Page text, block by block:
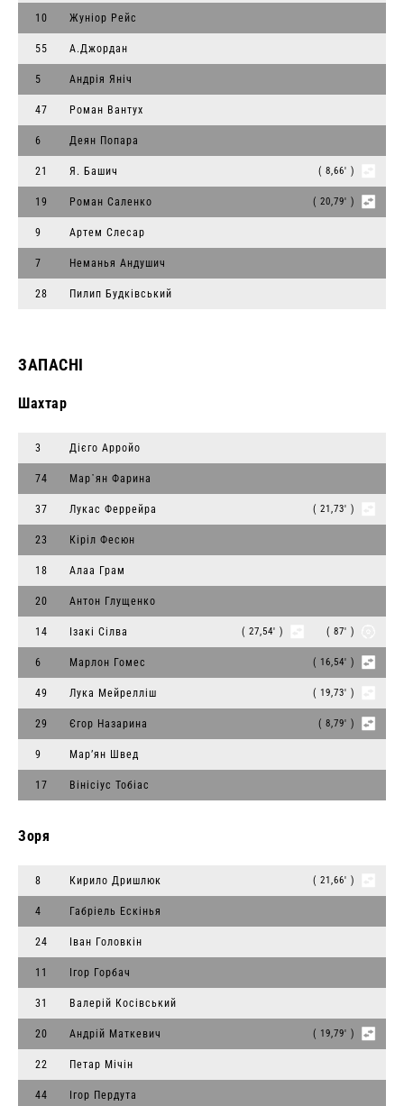
10 Жуніор Рейс
55 А.Джордан
5 Андрія Яніч
47 Роман Вантух
6 Деян Попара
21 Я. Башич ( 8,66' )
19 Роман Саленко ( 20,79' )
9 Артем Слесар
7 Неманья Андушич
28 Пилип Будківський
ЗАПАСНІ
Шахтар
3 Дієго Арройо
74 Мар᾽ян Фарина
37 Лукас Феррейра ( 21,73' )
23 Кіріл Фесюн
18 Алаа Грам
20 Антон Глущенко
14 Ізакі Сілва ( 27,54' ) ( 87' )
6 Марлон Гомес ( 16,54' )
49 Лука Мейрелліш ( 19,73' )
29 Єгор Назарина ( 8,79' )
9 Мар’ян Швед
17 Вінісіус Тобіас
Зоря
8 Кирило Дришлюк ( 21,66' )
4 Габріель Ескінья
24 Іван Головкін
11 Ігор Горбач
31 Валерій Косівський
20 Андрій Маткевич ( 19,79' )
22 Петар Мічін
44 Ігор Пердута